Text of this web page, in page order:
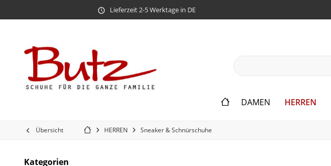
Lieferzeit 2-5 Werktage in DE
DAMEN HERREN
Übersicht HERREN Sneaker & Schnürschuhe
Kategorien